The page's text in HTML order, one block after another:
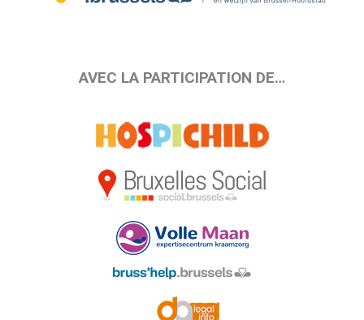
AVEC LA PARTICIPATION DE…